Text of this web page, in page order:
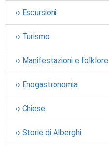
›› Escursioni
›› Turismo
›› Manifestazioni e folklore
›› Enogastronomia
›› Chiese
›› Storie di Alberghi